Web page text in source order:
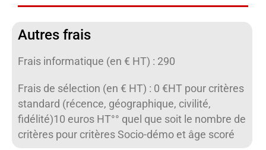
Autres frais
Frais informatique (en € HT) : 290
Frais de sélection (en € HT) : 0 €HT pour critères
standard (récence, géographique, civilité,
fidélité)10 euros HT°° quel que soit le nombre de
critères pour critères Socio-démo et âge scoré